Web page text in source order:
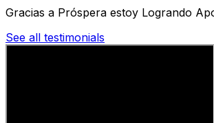
Gracias a Próspera estoy Logrando
See all testimonials